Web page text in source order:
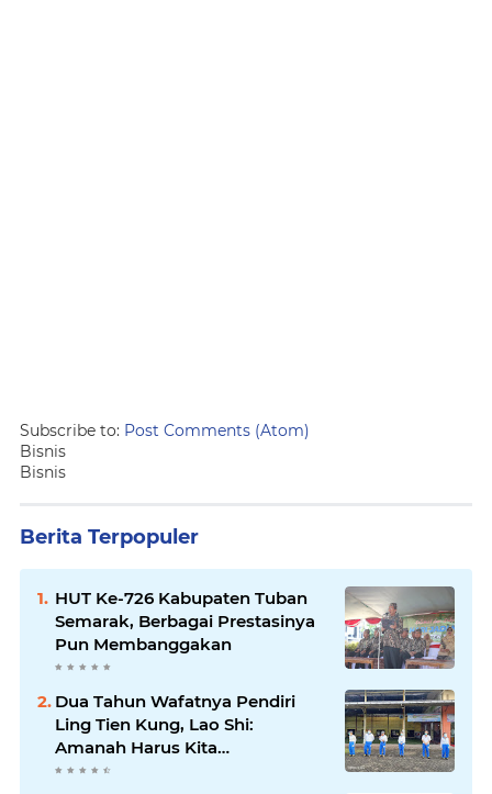
Subscribe to: Post Comments (Atom)
Bisnis
Bisnis
Berita Terpopuler
HUT Ke-726 Kabupaten Tuban
Semarak, Berbagai Prestasinya
Pun Membanggakan
Dua Tahun Wafatnya Pendiri
Ling Tien Kung, Lao Shi:
Amanah Harus Kita
Laksanakan!